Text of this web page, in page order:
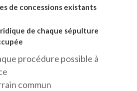
de concessions existants
de chaque sépulture
procédure possible à
commun